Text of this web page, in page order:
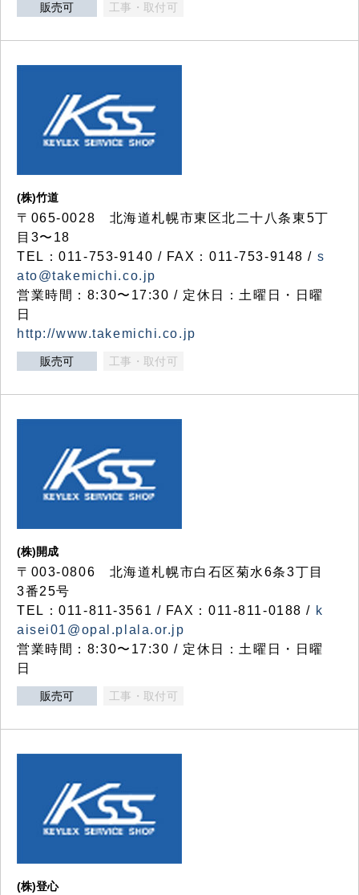
販売可 工事・取付可
(株)竹道
〒065-0028 北海道札幌市東区北二十八条東5丁
目3〜18
TEL：011-753-9140 / FAX：011-753-9148 / s
ato@takemichi.co.jp
営業時間：8:30〜17:30 / 定休日：土曜日・日曜
日
http://www.takemichi.co.jp
販売可 工事・取付可
(株)開成
〒003-0806 北海道札幌市白石区菊水6条3丁目
3番25号
TEL：011-811-3561 / FAX：011-811-0188 / k
aisei01@opal.plala.or.jp
営業時間：8:30〜17:30 / 定休日：土曜日・日曜
日
販売可 工事・取付可
(株)登心